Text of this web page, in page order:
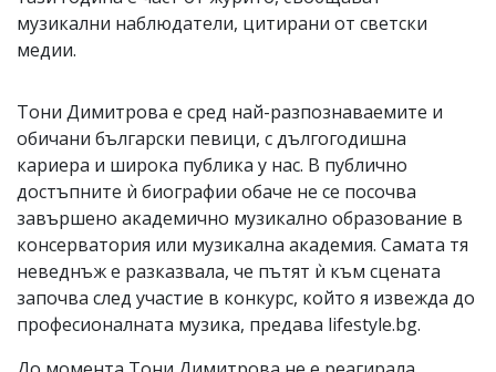
музикални наблюдатели, цитирани от светски
медии.
Тони Димитрова е сред най-разпознаваемите и
обичани български певици, с дългогодишна
кариера и широка публика у нас. В публично
достъпните ѝ биографии обаче не се посочва
завършено академично музикално образование в
консерватория или музикална академия. Самата тя
неведнъж е разказвала, че пътят ѝ към сцената
започва след участие в конкурс, който я извежда до
професионалната музика, предава lifestyle.bg.